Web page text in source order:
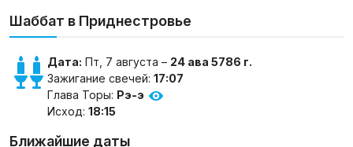
Шаббат в Приднестровье
Дата: Пт, 7 августа – 24 ава 5786 г.
Зажигание свечей: 17:07
Глава Торы: Рэ-э
Исход: 18:15
Ближайшие даты